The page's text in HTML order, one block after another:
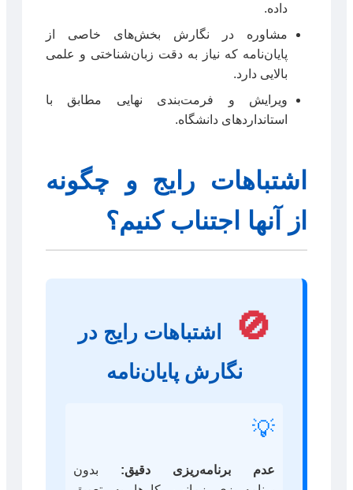
داده.
مشاوره در نگارش بخش‌های خاصی از
پایان‌نامه که نیاز به دقت زبان‌شناختی و علمی
بالایی دارد.
ویرایش و فرمت‌بندی نهایی مطابق با
استانداردهای دانشگاه.
اشتباهات رایج و چگونه
از آنها اجتناب کنیم؟
🚫
اشتباهات رایج در
نگارش پایان‌نامه
💡
عدم برنامه‌ریزی دقیق: بدون